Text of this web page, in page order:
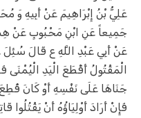
عَلِيُّ بْنُ إِبْرَاهِيمَ عَنْ أَبِيهِ وَ
جَمِيعاً عَنِ ابْنِ مَحْبُوبٍ عَنْ
عَنْ أَبِي عَبْدِ اللَّهِ ع قَالَ
الْمَقْتُولُ أَقْطَعَ الْيَدِ
جَنَاهَا عَلَى نَفْسِهِ أَوْ كَانَ
فَإِنْ أَرَادَ أَوْلِيَاؤُهُ أَنْ يَقْتُلُوا